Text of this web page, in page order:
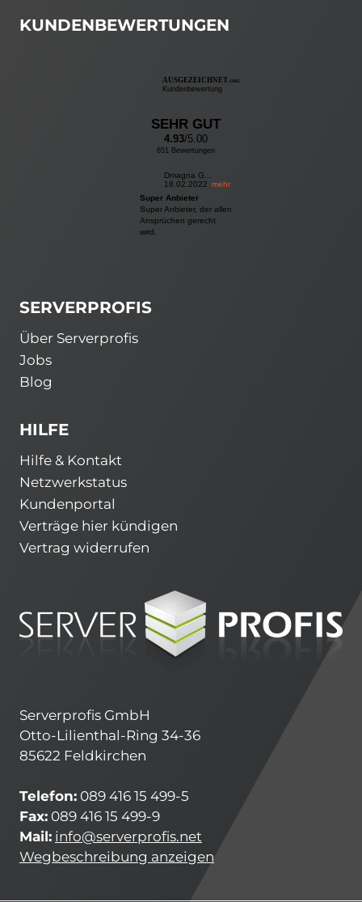
KUNDENBEWERTUNGEN
AUSGEZEICHNET .ORG
Kundenbewertung
SEHR GUT
4.93/5.00
651 Bewertungen
Dmagna G...
18.02.2022 mehr
Super Anbieter
Super Anbieter, der allen
Ansprüchen gerecht
wird.
SERVERPROFIS
Über Serverprofis
Jobs
Blog
HILFE
Hilfe & Kontakt
Netzwerkstatus
Kundenportal
Verträge hier kündigen
Vertrag widerrufen
Serverprofis GmbH
Otto-Lilienthal-Ring 34-36
85622 Feldkirchen
Telefon: 089 416 15 499-5
Fax: 089 416 15 499-9
Mail: info@serverprofis.net
Wegbeschreibung anzeigen